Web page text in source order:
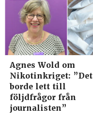
Agnes Wold om
Nikotinkriget: ”Det
borde lett till
följdfrågor från
journalisten”